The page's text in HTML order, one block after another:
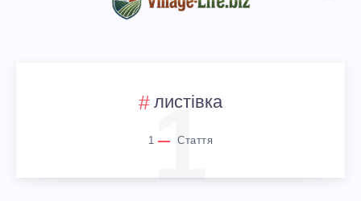
листівка
1 Стаття
1